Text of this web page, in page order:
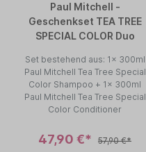
Paul Mitchell -
Geschenkset TEA TREE
SPECIAL COLOR Duo
Set bestehend aus: 1x 300ml
Paul Mitchell Tea Tree Special
Color Shampoo + 1x 300ml
Paul Mitchell Tea Tree Special
Color Conditioner
47,90 €*
57,90 €*